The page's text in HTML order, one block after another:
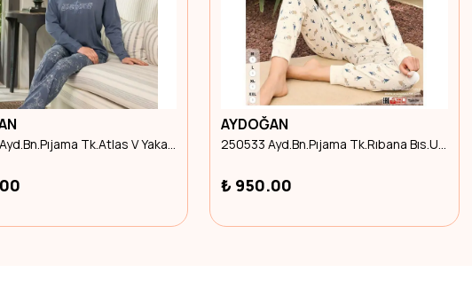
240623 Ayd.Bn.Pıjama Tk.Atlas V Yaka U.Kol L Beden
AYDOĞAN
250533 Ayd.Bn.Pıjama Tk.Rıbana Bıs.U.Kol 2Xl Beden
₺ 950.00